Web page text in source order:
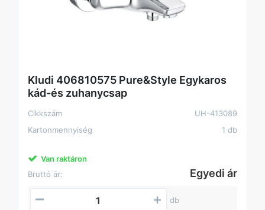
Kludi 406810575 Pure&Style Egykaros
kád-és zuhanycsap
Cikkszám
UH-413089
Kartonmennyiség
1 db
Van raktáron
Bruttó ár:
Egyedi ár
db